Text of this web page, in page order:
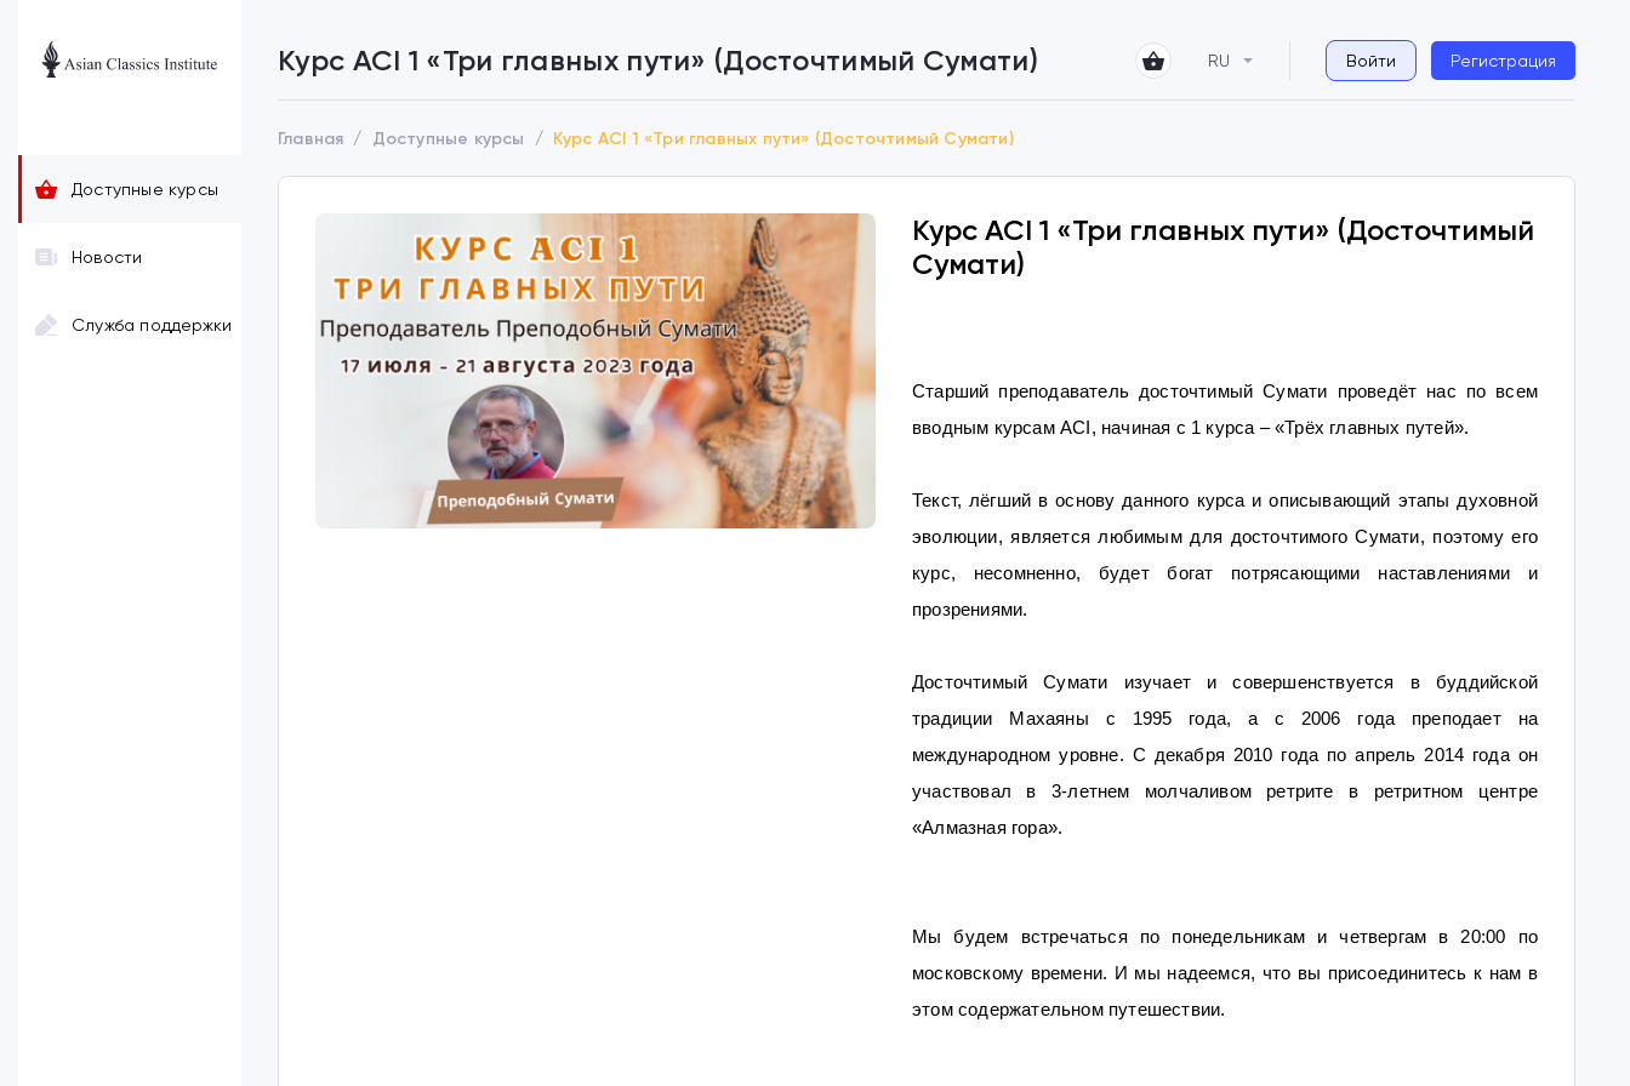
Доступные курсы
Новости
Служба поддержки
Курс ACI 1 «Три главных пути» (Досточтимый Сумати) RU Войти Регистрация
Главная Доступные курсы Курс ACI 1 «Три главных пути» (Досточтимый Сумати)
Курс ACI 1 «Три главных пути» (Досточтимый
Сумати)
Старший преподаватель досточтимый Сумати проведёт нас по всем
вводным курсам ACI, начиная с 1 курса – «Трёх главных путей».
Текст, лёгший в основу данного курса и описывающий этапы духовной
эволюции, является любимым для досточтимого Сумати, поэтому его
курс, несомненно, будет богат потрясающими наставлениями и
прозрениями.
Досточтимый Сумати изучает и совершенствуется в буддийской
традиции Махаяны с 1995 года, а с 2006 года преподает на
международном уровне. С декабря 2010 года по апрель 2014 года он
участвовал в 3-летнем молчаливом ретрите в ретритном центре
«Алмазная гора».
Мы будем встречаться по понедельникам и четвергам в 20:00 по
московскому времени. И мы надеемся, что вы присоединитесь к нам в
этом содержательном путешествии.